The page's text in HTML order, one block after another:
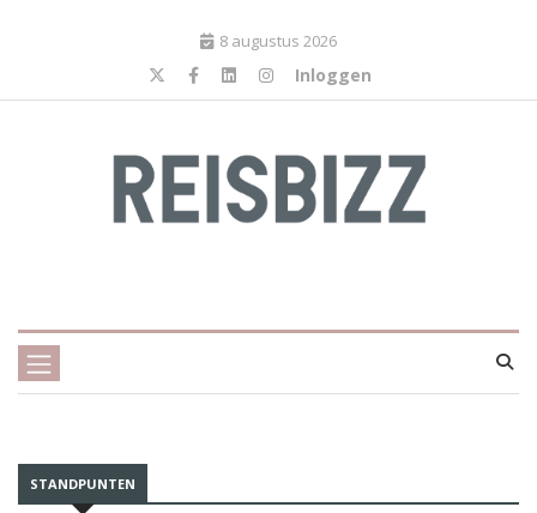
8 augustus 2026
Inloggen
STANDPUNTEN